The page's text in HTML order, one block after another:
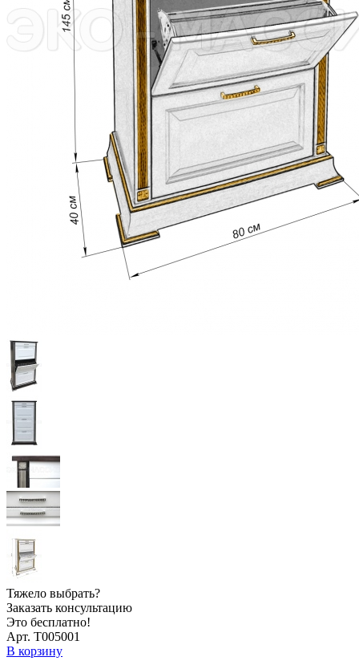
Тяжело выбрать?
Заказать консультацию
Это бесплатно!
Арт. Т005001
В корзину